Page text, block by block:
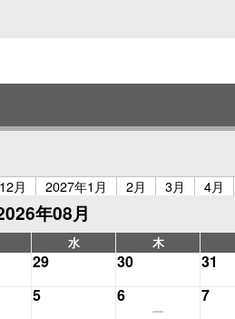
12月 2027年1月 2月 3月 4月
年08月
水 木
29 30 31
5 6 7